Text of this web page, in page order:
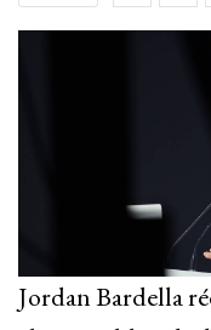
Jordan Bardella